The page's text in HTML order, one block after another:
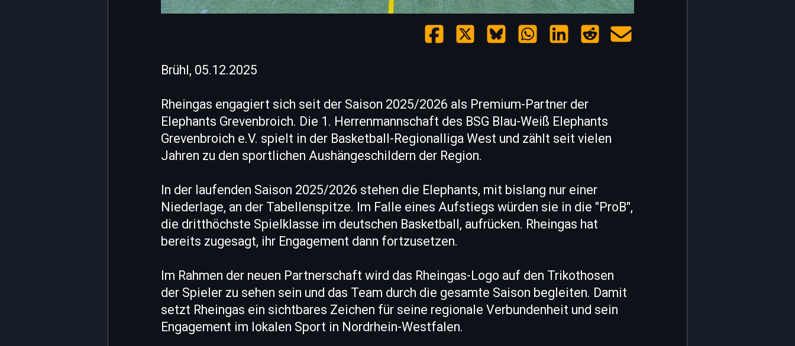
Brühl, 05.12.2025
Rheingas engagiert sich seit der Saison 2025/2026 als Premium-Partner der
Elephants Grevenbroich. Die 1. Herrenmannschaft des BSG Blau-Weiß Elephants
Grevenbroich e.V. spielt in der Basketball-Regionalliga West und zählt seit vielen
Jahren zu den sportlichen Aushängeschildern der Region.
In der laufenden Saison 2025/2026 stehen die Elephants, mit bislang nur einer
Niederlage, an der Tabellenspitze. Im Falle eines Aufstiegs würden sie in die "ProB",
die dritthöchste Spielklasse im deutschen Basketball, aufrücken. Rheingas hat
bereits zugesagt, ihr Engagement dann fortzusetzen.
Im Rahmen der neuen Partnerschaft wird das Rheingas-Logo auf den Trikothosen
der Spieler zu sehen sein und das Team durch die gesamte Saison begleiten. Damit
setzt Rheingas ein sichtbares Zeichen für seine regionale Verbundenheit und sein
Engagement im lokalen Sport in Nordrhein-Westfalen.